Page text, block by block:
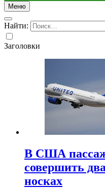
Меню
Найти:
Заголовки
В США
совершить
носках